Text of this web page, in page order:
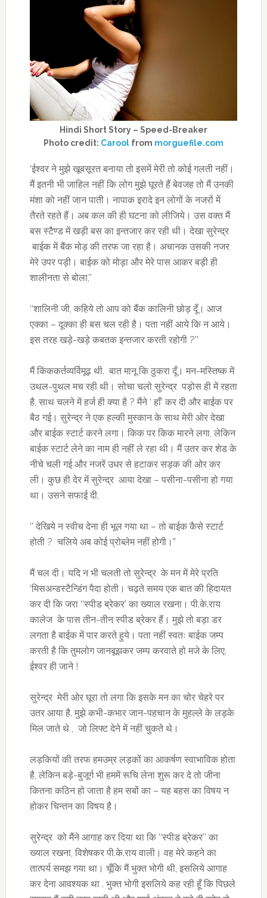
Hindi Short Story – Speed-Breaker
Photo credit: Caroolfrom morguefile.com
‘ईश्वर ने मुझे खूबसूरत बनाया तो इसमें मेरी तो कोई गलती नहीं।
मैं इतनी भी जाहिल नहीं कि लोग मुझे घूरते हैं बेवजह तो मैं उनकी
मंशा को नहीं जान पाती। नापाक इरादे इन लोगों के नजरों में
तैरते रहते हैं। अब कल की ही घटना को लीजिये। उस वक्त मैं
बस स्टैण्ड में खड़ी बस का इन्तजार कर रही थी। देखा सुरेन्द्र
बाईक में बैंक मोड़ की तरफ जा रहा है। अचानक उसकी नजर
मेरे उपर पड़ी। बाईक को मोड़ा और मेरे पास आकर बड़ी ही
शालीनता से बोला,’’
‘‘शालिनी जी, कहिये तो आप को बैंक कालिनी छोड़ दूँ। आज
एक्का – दूक्का ही बस चल रही है। पता नहीं आये कि न आये।
इस तरह खड़े-खड़े कबतक इन्तजार करती रहोगी ?’’
मैं किंककर्तव्यर्विमूढ़ थी. बात मानू कि ठुकरा दूँ। मन-मस्तिष्क में
उथल-पुथल मच रही थी। सोचा चलो सुरेन्द्र पड़ोस ही में रहता
है, साथ चलने में हर्ज ही क्या है ? मैंने ‘ हाँ‘ कर दी और बाईक पर
बैठ गई। सुरेन्द्र ने एक हल्की मुस्कान के साथ मेरी ओर देखा
और बाईक स्टार्ट करने लगा। किक पर किक मारने लगा, लेकिन
बाईक स्टार्ट लेने का नाम ही नहीं ले रहा थी। मैं उतर कर शेड के
नीचे चली गई और नजरें उधर से हटाकर सड़क की ओर कर
ली। कुछ ही देर में सुरेन्द्र आया देखा – पसीना-पसीना हो गया
था। उसने सफाई दी,
’’ देखिये न स्वीच देना ही भूल गया था – तो बाईक कैसे स्टार्ट
होती ? चलिये अब कोई प्रोब्लेम नहीं होगी।”
मैं चल दी। यदि न भी चलती तो सुरेन्द्र के मन में मेरे प्रति
‘मिसअन्डस्टैन्डिंग पैदा होती। चढ़ते समय एक बात की हिदायत
कर दी कि जरा ‘‘स्पीड ब्रेकर’ का ख्याल रखना। पी.के.राय
कालेज के पास तीन-तीन स्पीड ब्रेकर हैं। मुझे तो बड़ा डर
लगता है बाईक में पार करते हुये। पता नहीं स्वतः बाईक जम्प
करती है कि तुमलोग जानबूझकर जम्प करवाते हो मजे के लिए.
ईश्वर ही जाने !
सुरेन्द्र मेरी ओर घूरा तो लगा कि इसके मन का चोर चेहरे पर
उतर आया है. मुझे कभी-कभार जान-पहचान के मुहल्ले के लड़के
मिल जाते थे , जो लिफ्ट देने में नहीं चुकते थे।
लड़कियों की तरफ हमउम्र लड़कों का आकर्षण स्वाभाविक होता
है, लेकिन बड़े-बुजूर्ग भी हममें रूचि लेना शुरू कर दे तो जीना
कितना कठिन हो जाता है हम सबों का – यह बहस का विषय न
होकर चिन्तन का विषय है।
सुरेन्द्र को मैंने आगाह कर दिया था कि ‘‘स्पीड ब्रेकर’’ का
ख्याल रखना, विशेषकर पी.के.राय वाली। वह मेरे कहने का
तात्पर्य समझ गया था। चूँकि मैं भुक्त भोगी थी, इसलिये आगाह
कर देना आवश्यक था . भुक्त भोगी इसलिये कह रही हूँ कि पिछले